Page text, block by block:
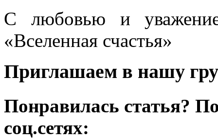
С любовью и
«Вселенная счастья»
Приглашаем в нашу
Понравилась статья?
соц.сетях: